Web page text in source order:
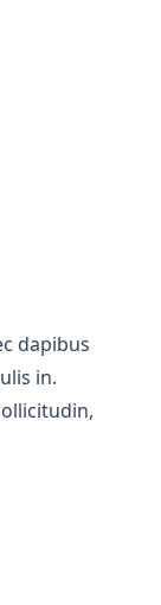
dapibus
in.